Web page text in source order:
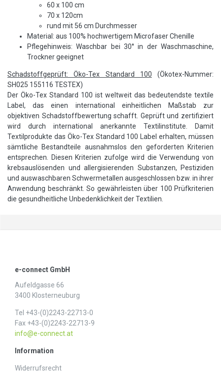
60 x 100 cm
70 x 120cm
rund mit 56 cm Durchmesser
Material: aus 100% hochwertigem Microfaser Chenille
Pflegehinweis: Waschbar bei 30° in der Waschmaschine,
Trockner geeignet
Schadstoffgeprüft: Öko-Tex Standard 100 (Ökotex-Nummer:
SH025 155116 TESTEX)
Der Öko-Tex Standard 100 ist weltweit das bedeutendste textile
Label, das einen international einheitlichen Maßstab zur
objektiven Schadstoffbewertung schafft. Geprüft und zertifiziert
wird durch international anerkannte Textilinstitute. Damit
Textilprodukte das Öko-Tex Standard 100 Label erhalten, müssen
sämtliche Bestandteile ausnahmslos den geforderten Kriterien
entsprechen. Diesen Kriterien zufolge wird die Verwendung von
krebsauslösenden und allergisierenden Substanzen, Pestiziden
und auswaschbaren Schwermetallen ausgeschlossen bzw. in ihrer
Anwendung beschränkt. So gewährleisten über 100 Prüfkriterien
die gesundheitliche Unbedenklichkeit der Textilien.
e-connect GmbH
Aufeldgasse 66
3400 Klosterneuburg
Tel +43-(0)2243-22713-0
Fax +43-(0)2243-22713-9
info@e-connect.at
Information
Widerrufs­recht